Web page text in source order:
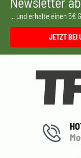
... und erhalte einen 5€
JETZT BEI